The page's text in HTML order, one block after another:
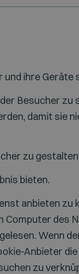
ihre Geräte
Besucher zu
damit sie
zu
bieten.
anbieten zu
Computer des
Wenn
Anbieter
zu